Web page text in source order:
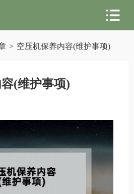
> 空压机保养内容(维护事项)
(维护事项)